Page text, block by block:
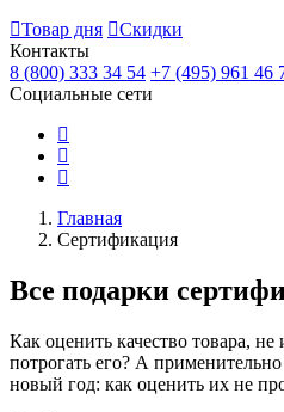
Товар дня
Скидки
Контакты
8 (800) 333 34 54 +7 (495) 961 46
Социальные сети
Главная
Сертификация
Все подарки
Как оценить качество товара,
потрогать его? А
новый год: как оценить их не